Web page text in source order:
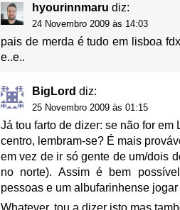
hyourinnmaru diz:
24 Novembro 2009 às 14:03
pais de merda é tudo em lisboa
e..e..
BigLord diz:
25 Novembro 2009 às 01:15
Já tou farto de dizer: se não for
centro, lembram-se? É mais
em vez de ir só gente de um/dois
no norte). Assim é bem
pessoas e um albufarinhense
Whatever, tou a dizer isto mas